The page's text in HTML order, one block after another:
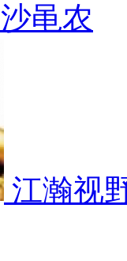
沙黾农
江瀚视